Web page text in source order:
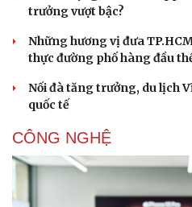
Cây thuốc
Nhi khoa
Nam khoa
Làm đẹp - giảm cân
Phòng mạch online
Ăn sạch sống khỏe
trưởng vượt bậc?
Những hương vị đưa
thực đường phố hàng đầu
Nối đà tăng trưởng, du lịch
quốc tế
CÔNG NGHỆ